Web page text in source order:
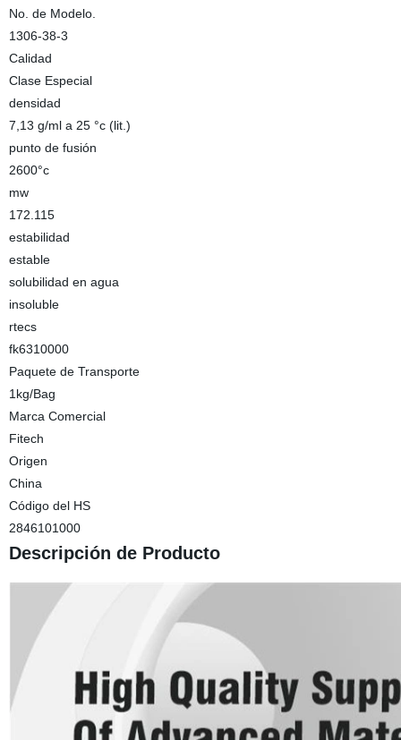
No. de Modelo.
1306-38-3
Calidad
Clase Especial
densidad
7,13 g/ml a 25 °c (lit.)
punto de fusión
2600°c
mw
172.115
estabilidad
estable
solubilidad en agua
insoluble
rtecs
fk6310000
Paquete de Transporte
1kg/Bag
Marca Comercial
Fitech
Origen
China
Código del HS
2846101000
Descripción de Producto